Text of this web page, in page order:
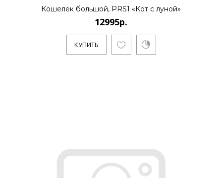
Кошелек большой, PRS1 «Кот с луной»
12995р.
КУПИТЬ